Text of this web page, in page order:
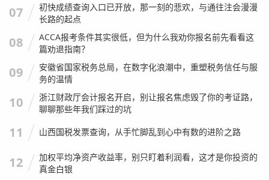
07
初快成绩查询入口已开放，那一刻的悲欢，与通往注会漫漫
长路的起点
08
ACCA报考条件其实很低，但为什么我劝你报名前先看看这
篇劝退指南？
09
安徽省国家税务总局，在数字化浪潮中，重塑税务信任与服
务的温情
10
浙江财政厅会计报名开启，别让报名焦虑毁了你的考证路，
聊聊那些年我们踩过的坑
11 山西国税发票查询，从手忙脚乱到心中有数的进阶之路
12
加权平均净资产收益率，别只盯着利润看，这才是你投资的
真金白银